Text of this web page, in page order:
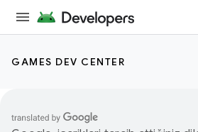
GAMES DEV CENTER